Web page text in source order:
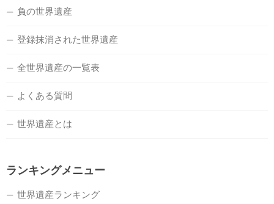
負の世界遺産
登録抹消された世界遺産
全世界遺産の一覧表
よくある質問
世界遺産とは
ランキングメニュー
世界遺産ランキング